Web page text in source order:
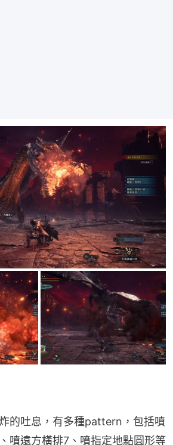
的吐息，有多種pattern，包括噴
噴遠方橫排7、噴指定地點圓形等